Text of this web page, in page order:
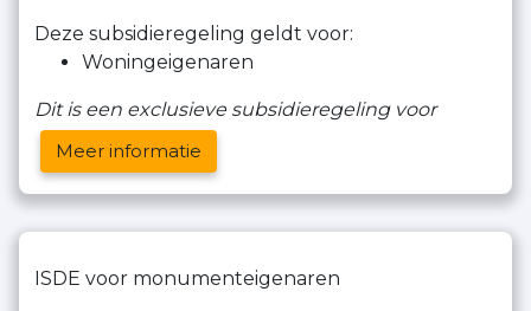
Deze subsidieregeling geldt voor:
Woningeigenaren
Dit is een exclusieve subsidieregeling voor
Meer informatie
ISDE voor monumenteigenaren